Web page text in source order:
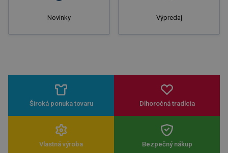
Novinky Výpredaj
Široká ponuka tovaru Dlhoročná tradícia
Vlastná výroba Bezpečný nákup